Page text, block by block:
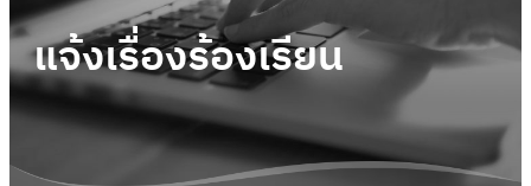
แจ้งเรื่องร้องเรียน